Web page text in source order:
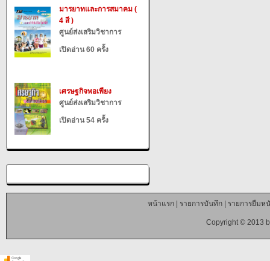
มารยาทและการสมาคม (
4 สี )
ศูนย์ส่งเสริมวิชาการ
เปิดอ่าน 60 ครั้ง
เศรษฐกิจพอเพียง
ศูนย์ส่งเสริมวิชาการ
เปิดอ่าน 54 ครั้ง
หน้าแรก| รายการบันทึก| รายการยืมห
Copyright © 2013